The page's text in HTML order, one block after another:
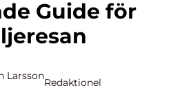
Guide för
Larsson
Redaktionel